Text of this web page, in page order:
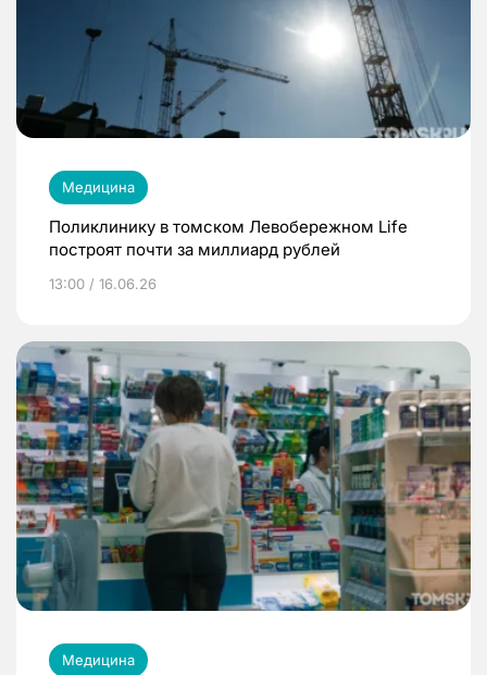
Медицина
Поликлинику в томском Левобережном Life
построят почти за миллиард рублей
13:00 / 16.06.26
Медицина